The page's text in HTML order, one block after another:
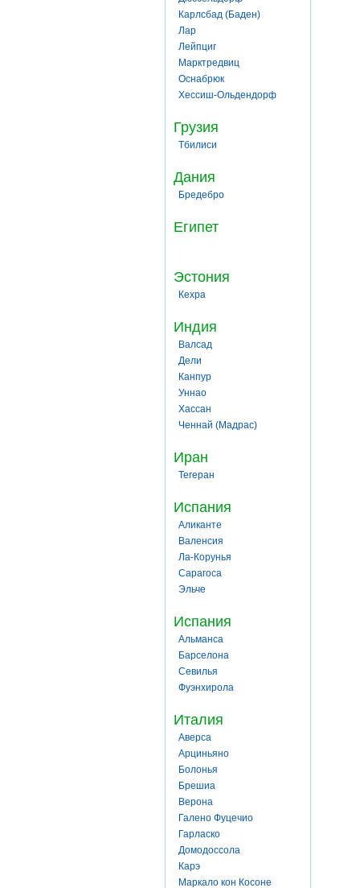
Карлсбад (Баден)
Лар
Лейпциг
Марктредвиц
Оснабрюк
Хессиш-Ольдендорф
Грузия
Тбилиси
Дания
Бредебро
Египет
Эстония
Кехра
Индия
Валсад
Дели
Канпур
Уннао
Хассан
Ченнай (Мадрас)
Иран
Тегеран
Испания
Аликанте
Валенсия
Ла-Корунья
Сарагоса
Эльче
Испания
Альманса
Барселона
Севилья
Фуэнхирола
Италия
Аверса
Арциньяно
Болонья
Брешиа
Верона
Галено Фуцечио
Гарласко
Домодоссола
Карэ
Маркало кон Косоне